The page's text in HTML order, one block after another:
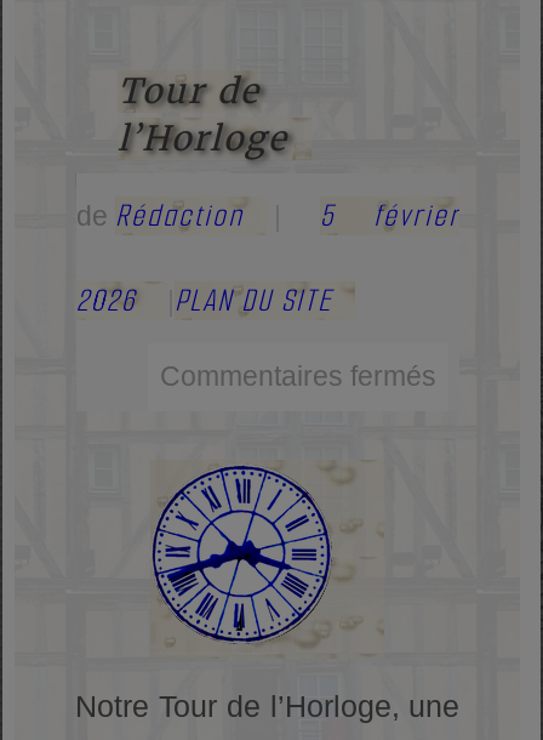
Tour de
l’Horloge
de Rédaction 5 février
2026 PLAN DU SITE
Commentaires fermés
Notre Tour de l’Horloge, une